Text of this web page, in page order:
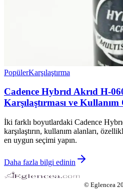
PopülerKarşılaştırma
Cadence Hybrıd Akrıd H-
Karşılaştırması ve
İki farklı boyutlardaki Cadence
karşılaştırın, kullanım alanları,
en uygun seçimi yapın.
Daha fazla bilgi edinin
© Eglencea